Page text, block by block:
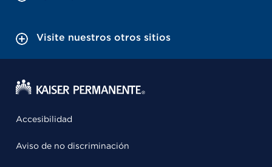
Visite nuestros otros sitios
Accesibilidad
Aviso de no discriminación